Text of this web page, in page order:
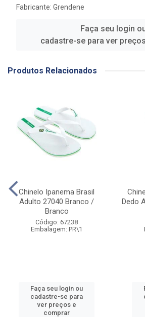
Fabricante: Grendene
Faça seu login
cadastre-se para ver
Produtos Relacionados
Chinelo Ipanema Brasil
Adulto 27040 Branco /
Branco
Código: 67238
Embalagem: PR\1
Faça seu login ou
cadastre-se para
ver preços e
comprar
Dedo